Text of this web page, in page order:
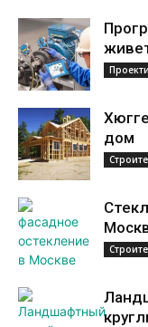
дом